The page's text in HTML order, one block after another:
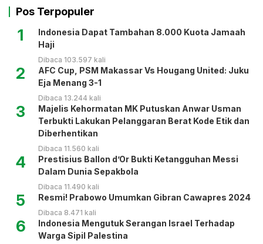
Pos Terpopuler
1
Indonesia Dapat Tambahan 8.000 Kuota Jamaah
Haji
Dibaca 103.597 kali
2
AFC Cup, PSM Makassar Vs Hougang United: Juku
Eja Menang 3-1
Dibaca 13.244 kali
3
Majelis Kehormatan MK Putuskan Anwar Usman
Terbukti Lakukan Pelanggaran Berat Kode Etik dan
Diberhentikan
Dibaca 11.560 kali
4
Prestisius Ballon d’Or Bukti Ketangguhan Messi
Dalam Dunia Sepakbola
Dibaca 11.490 kali
5 Resmi! Prabowo Umumkan Gibran Cawapres 2024
Dibaca 8.471 kali
6
Indonesia Mengutuk Serangan Israel Terhadap
Warga Sipil Palestina